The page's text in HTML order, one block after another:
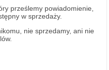
prześlemy powiadomienie,
w sprzedaży.
nie sprzedamy, ani nie